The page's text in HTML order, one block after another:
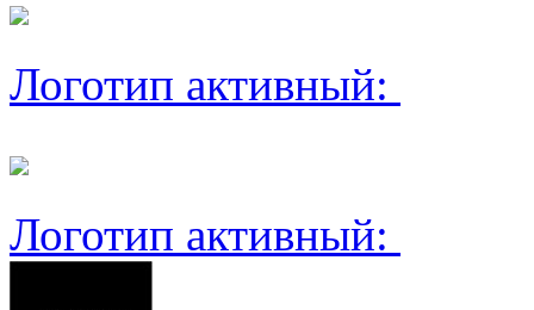
Логотип активный:
Логотип активный: